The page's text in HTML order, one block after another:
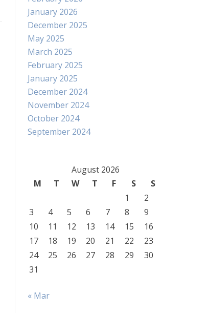
January 2026
December 2025
May 2025
March 2025
February 2025
January 2025
December 2024
November 2024
October 2024
September 2024
August 2026
M
T W T F S
S
1
2
3
4 5 6 7 8
9
10
11 12 13 14 15
16
17
18 19 20 21 22
23
24
25 26 27 28 29
30
31
« Mar